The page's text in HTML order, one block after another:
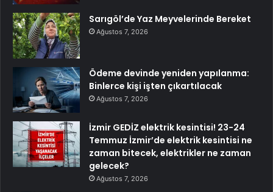
Sarıgöl’de Yaz Meyvelerinde Bereket
Ağustos 7, 2026
Ödeme devinde yeniden yapılanma:
Binlerce kişi işten çıkartılacak
Ağustos 7, 2026
İzmir GEDİZ elektrik kesintisi! 23-24
Temmuz İzmir’de elektrik kesintisi ne
zaman bitecek, elektrikler ne zaman
gelecek?
Ağustos 7, 2026